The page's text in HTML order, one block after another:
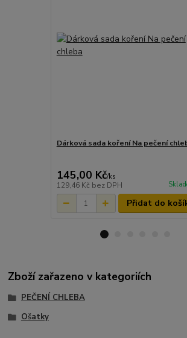
Dárková sada koření Na pečení
145,00 Kč/ks
129,46 Kč bez DPH
Přidat do
Zboží zařazeno v kategoriích
PEČENÍ CHLEBA
Ošatky